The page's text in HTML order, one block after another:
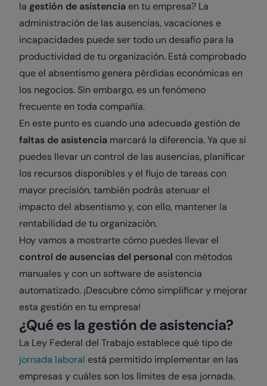
la gestión de asistencia en tu empresa? La
administración de las ausencias, vacaciones e
incapacidades puede ser todo un desafío para la
productividad de tu organización. Está comprobado
que el absentismo genera pérdidas económicas en
los negocios. Sin embargo, es un fenómeno
frecuente en toda compañía.
En este punto es cuando una adecuada gestión de
faltas de asistencia marcará la diferencia. Ya que si
puedes llevar un control de las ausencias, planificar
los recursos disponibles y el flujo de tareas con
mayor precisión, también podrás atenuar el
impacto del absentismo y, con ello, mantener la
rentabilidad de tu organización.
Hoy vamos a mostrarte cómo puedes llevar el
control de ausencias del personal con métodos
manuales y con un software de asistencia
automatizado. ¡Descubre cómo simplificar y mejorar
esta gestión en tu empresa!
¿Qué es la gestión de asistencia?
La Ley Federal del Trabajo establece qué tipo de
jornada laboral está permitido implementar en las
empresas y cuáles son los límites de esa jornada.